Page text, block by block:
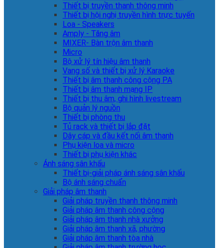
Thiết bị truyền thanh thông minh
Thiết bị hội nghị truyền hình trực tuyến
Loa - Speakers
Amply - Tăng âm
MIXER- Bàn trộn âm thanh
Micro
Bộ xử lý tín hiệu âm thanh
Vang số và thiết bị xử lý Karaoke
Thiết bị âm thanh công cộng PA
Thiết bị âm thanh mạng IP
Thiết bị thu âm, ghi hình livestream
Bộ quản lý nguồn
Thiết bị phòng thu
Tủ rack và thiết bị lắp đặt
Dây cáp và đầu kết nối âm thanh
Phụ kiện loa và micro
Thiết bị phụ kiện khác
Ánh sáng sân khấu
Thiết bị-giải pháp ánh sáng sân khấu
Bộ ánh sáng chuẩn
Giải pháp âm thanh
Giải pháp truyền thanh thông minh
Giải pháp âm thanh công cộng
Giải pháp âm thanh nhà xưởng
Giải pháp âm thanh xã, phường
Giải pháp âm thanh tòa nhà